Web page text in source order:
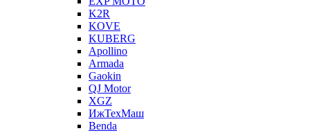
K2R
KOVE
KUBERG
Apollino
Armada
Gaokin
QJ Motor
XGZ
ИжТехМаш
Benda